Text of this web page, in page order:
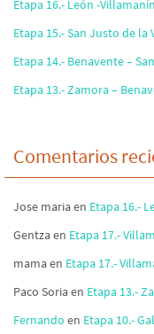
Etapa 16.- León -Villamanín
Etapa 15.- San Justo de la
Etapa 14.- Benavente –
Etapa 13.- Zamora –
Comentarios
Jose mariaen Etapa 16.-
Gentzaen Etapa 17.-
mamaen Etapa 17.-
Paco Soriaen Etapa 13.-
Fernando en Etapa 10.-